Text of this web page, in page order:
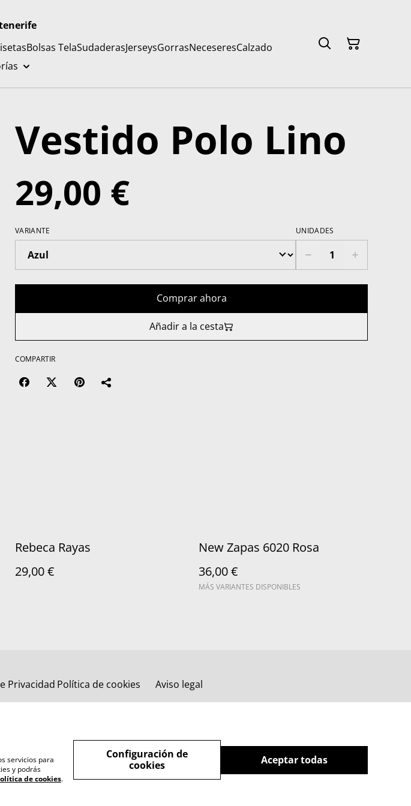
Bolsas TelaSudaderasJerseysGorrasNeceseresCalzado
Vestido Polo Lino
29,00 €
VARIANTE UNIDADES
Comprar ahora
Añadir a la cesta
COMPARTIR
Rebeca Rayas
29,00 €
New Zapas 6020 Rosa
36,00 €
MÁS VARIANTES DISPONIBLES
Privacidad Política de cookies Aviso legal
servicios para
y podrás
de cookies.
Aceptar todas
Configuración de
cookies